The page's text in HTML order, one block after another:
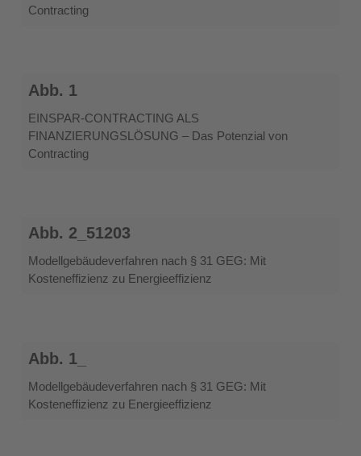
Contracting
Abb.
Abb. 1
EINSPAR-CONTRACTING ALS
FINANZIERUNGSLÖSUNG – Das Potenzial von
Contracting
Abb.
2_51203
Abb. 2_51203
Modellgebäudeverfahren nach § 31 GEG: Mit
Kosteneffizienz zu Energieeffizienz
Abb.
1_Abb. 1_
Modellgebäudeverfahren nach § 31 GEG: Mit
Kosteneffizienz zu Energieeffizienz